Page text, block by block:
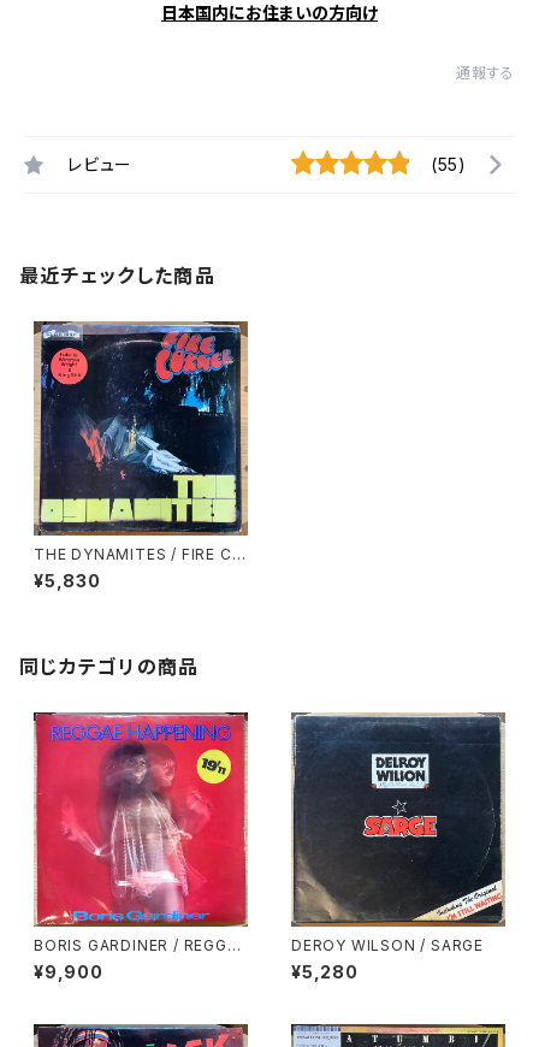
日本国内にお住まいの方向け
通報する
レビュー (55)
最近チェックした商品
THE DYNAMITES / FIRE CO
RNER
¥5,830
同じカテゴリの商品
BORIS GARDINER / REGGAE
HAPPENING
¥9,900
DEROY WILSON / SARGE
¥5,280